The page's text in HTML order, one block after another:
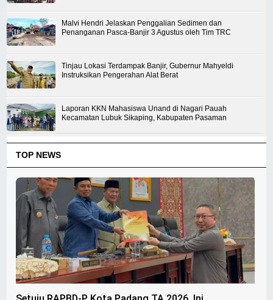
Malvi Hendri Jelaskan Penggalian Sedimen dan
Penanganan Pasca-Banjir 3 Agustus oleh Tim TRC
Tinjau Lokasi Terdampak Banjir, Gubernur Mahyeldi
Instruksikan Pengerahan Alat Berat
Laporan KKN Mahasiswa Unand di Nagari Pauah
Kecamatan Lubuk Sikaping, Kabupaten Pasaman
TOP NEWS